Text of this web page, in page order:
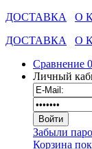
ДОСТАВКА О
ДОСТАВКА
О
Сравнение 0
Личный
Забыли
Корзина